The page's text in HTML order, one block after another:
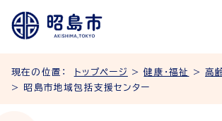
現在の位置： トップページ >健康・福祉 >高
> 昭島市地域包括支援センター